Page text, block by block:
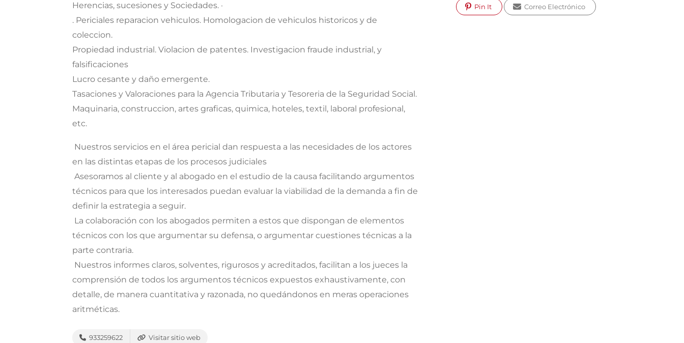
Herencias, sucesiones y Sociedades. ·
. Periciales reparacion vehiculos. Homologacion de vehiculos historicos y de
coleccion.
Propiedad industrial. Violacion de patentes. Investigacion fraude industrial, y
falsificaciones
Lucro cesante y daño emergente.
Tasaciones y Valoraciones para la Agencia Tributaria y Tesoreria de la Seguridad Social.
Maquinaria, construccion, artes graficas, quimica, hoteles, textil, laboral profesional,
etc.
 Nuestros servicios en el área pericial dan respuesta a las necesidades de los actores
en las distintas etapas de los procesos judiciales
 Asesoramos al cliente y al abogado en el estudio de la causa facilitando argumentos
técnicos para que los interesados puedan evaluar la viabilidad de la demanda a fin de
definir la estrategia a seguir.
 La colaboración con los abogados permiten a estos que dispongan de elementos
técnicos con los que argumentar su defensa, o argumentar cuestiones técnicas a la
parte contraria.
 Nuestros informes claros, solventes, rigurosos y acreditados, facilitan a los jueces la
comprensión de todos los argumentos técnicos expuestos exhaustivamente, con
detalle, de manera cuantitativa y razonada, no quedándonos en meras operaciones
aritméticas.
933259622 Visitar sitio web
Pin It Correo Electrónico